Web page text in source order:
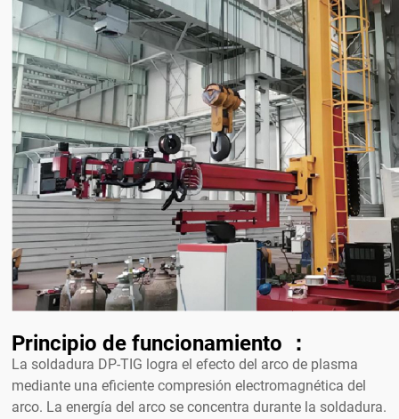
Principio de funcionamiento ：
La soldadura DP-TIG logra el efecto del arco de plasma
mediante una eficiente compresión electromagnética del
arco. La energía del arco se concentra durante la soldadura.